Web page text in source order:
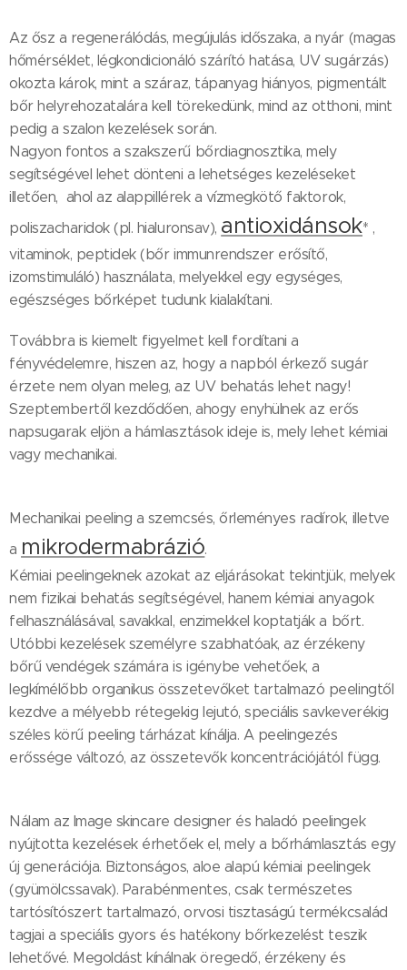
Az ősz a regenerálódás, megújulás időszaka, a nyár (magas
hőmérséklet, légkondicionáló szárító hatása, UV sugárzás)
okozta károk, mint a száraz, tápanyag hiányos, pigmentált
bőr helyrehozatalára kell törekedünk, mind az otthoni, mint
pedig a szalon kezelések során.
Nagyon fontos a szakszerű bőrdiagnosztika, mely
segítségével lehet dönteni a lehetséges kezeléseket
illetően, ahol az alappillérek a vízmegkötő faktorok,
poliszacharidok (pl. hialuronsav), antioxidánsok* ,
vitaminok, peptidek (bőr immunrendszer erősítő,
izomstimuláló) használata, melyekkel egy egységes,
egészséges bőrképet tudunk kialakítani.
Továbbra is kiemelt figyelmet kell fordítani a
fényvédelemre, hiszen az, hogy a napból érkező sugár
érzete nem olyan meleg, az UV behatás lehet nagy!
Szeptembertől kezdődően, ahogy enyhülnek az erős
napsugarak eljön a hámlasztások ideje is, mely lehet kémiai
vagy mechanikai.
Mechanikai peeling a szemcsés, őrleményes radírok, illetve
a mikrodermabrázió.
Kémiai peelingeknek azokat az eljárásokat tekintjük, melyek
nem fizikai behatás segítségével, hanem kémiai anyagok
felhasználásával, savakkal, enzimekkel koptatják a bőrt.
Utóbbi kezelések személyre szabhatóak, az érzékeny
bőrű vendégek számára is igénybe vehetőek, a
legkímélőbb organikus összetevőket tartalmazó peelingtől
kezdve a mélyebb rétegekig lejutó, speciális savkeverékig
széles körű peeling tárházat kínálja. A peelingezés
erőssége változó, az összetevők koncentrációjától függ.
Nálam az Image skincare designer és haladó peelingek
nyújtotta kezelések érhetőek el, mely a bőrhámlasztás egy
új generációja. Biztonságos, aloe alapú kémiai peelingek
(gyümölcssavak). Parabénmentes, csak természetes
tartósítószert tartalmazó, orvosi tisztaságú termékcsalád
tagjai a speciális gyors és hatékony bőrkezelést teszik
lehetővé. Megoldást kínálnak öregedő, érzékeny és